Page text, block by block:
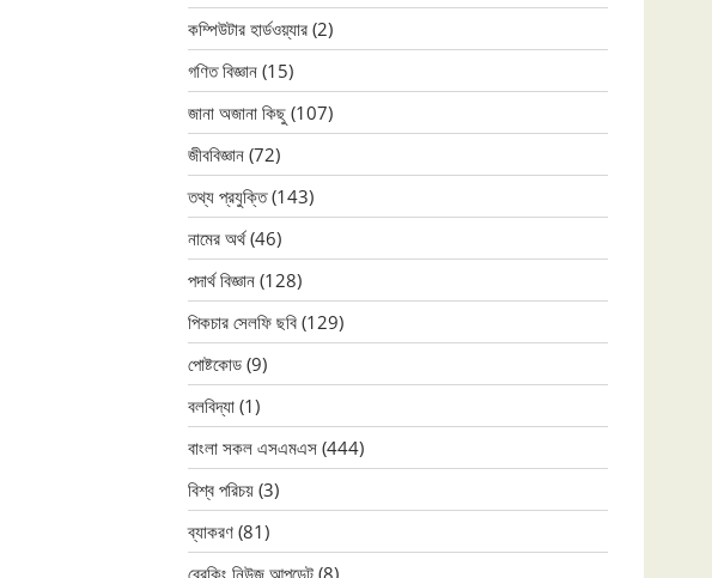
কম্পিউটার হার্ডওয়্যার (2)
গণিত বিজ্ঞান (15)
জানা অজানা কিছু (107)
জীববিজ্ঞান (72)
তথ্য প্রযুক্তি(143)
নামের অর্থ(46)
পদার্থ বিজ্ঞান (128)
পিকচার সেলফি ছবি (129)
পোষ্টকোড (9)
বলবিদ্যা (1)
বাংলা সকল এসএমএস (444)
বিশ্ব পরিচয় (3)
ব্যাকরণ (81)
ব্রেকিং নিউজ আপডেট (8)